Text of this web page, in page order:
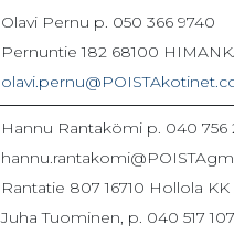
Olavi Pernu p. 050 366 9740
Pernuntie 182 68100
Hannu Rantakömi p. 040 756
Rantatie 807 16710 Hollola KK
Juha Tuominen, p. 040 517